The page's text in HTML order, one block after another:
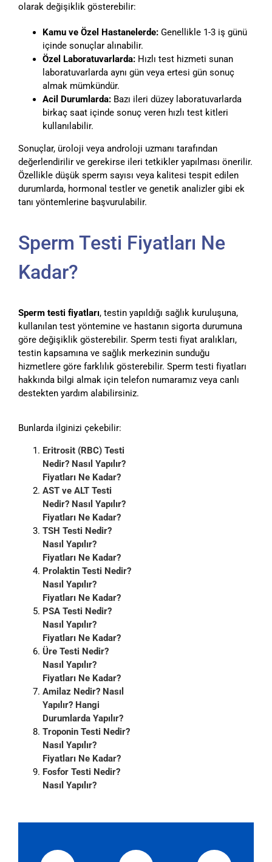
olarak değişiklik gösterebilir:
Kamu ve Özel Hastanelerde:Genellikle 1-3 iş günü
içinde sonuçlar alınabilir.
Özel Laboratuvarlarda:Hızlı test hizmeti sunan
laboratuvarlarda aynı gün veya ertesi gün sonuç
almak mümkündür.
Acil Durumlarda:Bazı ileri düzey laboratuvarlarda
birkaç saat içinde sonuç veren hızlı test kitleri
kullanılabilir.
Sonuçlar, üroloji veya androloji uzmanı tarafından
değerlendirilir ve gerekirse ileri tetkikler yapılması önerilir.
Özellikle düşük sperm sayısı veya kalitesi tespit edilen
durumlarda, hormonal testler ve genetik analizler gibi ek
tanı yöntemlerine başvurulabilir.
Sperm Testi Fiyatları Ne
Kadar?
Sperm testi fiyatları, testin yapıldığı sağlık kuruluşuna,
kullanılan test yöntemine ve hastanın sigorta durumuna
göre değişiklik gösterebilir. Sperm testi fiyat aralıkları,
testin kapsamına ve sağlık merkezinin sunduğu
hizmetlere göre farklılık gösterebilir. Sperm testi fiyatları
hakkında bilgi almak için telefon numaramız veya canlı
destekten yardım alabilirsiniz.
Bunlarda ilginizi çekebilir:
Eritrosit (RBC) Testi
Nedir? Nasıl Yapılır?
Fiyatları Ne Kadar?
AST ve ALT Testi
Nedir? Nasıl Yapılır?
Fiyatları Ne Kadar?
TSH Testi Nedir?
Nasıl Yapılır?
Fiyatları Ne Kadar?
Prolaktin Testi Nedir?
Nasıl Yapılır?
Fiyatları Ne Kadar?
PSA Testi Nedir?
Nasıl Yapılır?
Fiyatları Ne Kadar?
Üre Testi Nedir?
Nasıl Yapılır?
Fiyatları Ne Kadar?
Amilaz Nedir? Nasıl
Yapılır? Hangi
Durumlarda Yapılır?
Troponin Testi Nedir?
Nasıl Yapılır?
Fiyatları Ne Kadar?
Fosfor Testi Nedir?
Nasıl Yapılır?